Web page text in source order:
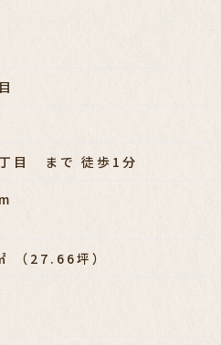
目 まで 徒歩1分
（27.66坪）